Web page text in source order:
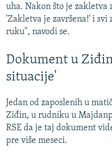
uha. Nakon što je zakletva
'Zakletva je završena!' i svi
ruku", navodi se.
Dokument u
situacije'
Jedan od zaposlenih u
Ziđin, u rudniku u
RSE da je taj dokument
pre više meseci.